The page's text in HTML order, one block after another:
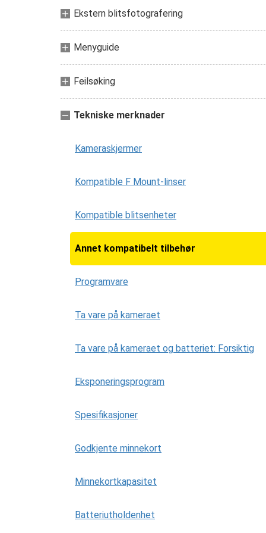
Ekstern blitsfotografering
Menyguide
Feilsøking
Tekniske merknader
Kameraskjermer
Kompatible F Mount-linser
Kompatible blitsenheter
Annet kompatibelt tilbehør
Programvare
Ta vare på kameraet
Ta vare på kameraet og batteriet: Forsiktig
Eksponeringsprogram
Spesifikasjoner
Godkjente minnekort
Minnekortkapasitet
Batteriutholdenhet